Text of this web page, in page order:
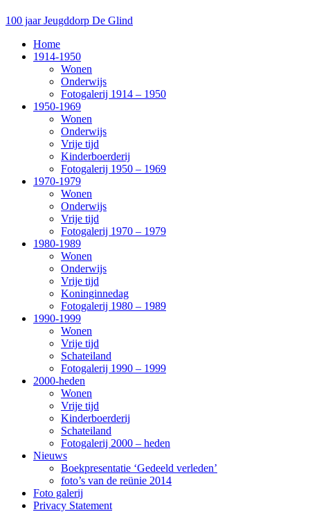
100 jaar Jeugddorp De Glind
Home
1914-1950
Wonen
Onderwijs
Fotogalerij 1914 – 1950
1950-1969
Wonen
Onderwijs
Vrije tijd
Kinderboerderij
Fotogalerij 1950 – 1969
1970-1979
Wonen
Onderwijs
Vrije tijd
Fotogalerij 1970 – 1979
1980-1989
Wonen
Onderwijs
Vrije tijd
Koninginnedag
Fotogalerij 1980 – 1989
1990-1999
Wonen
Vrije tijd
Schateiland
Fotogalerij 1990 – 1999
2000-heden
Wonen
Vrije tijd
Kinderboerderij
Schateiland
Fotogalerij 2000 – heden
Nieuws
Boekpresentatie ‘Gedeeld verleden’
foto’s van de reünie 2014
Foto galerij
Privacy Statement